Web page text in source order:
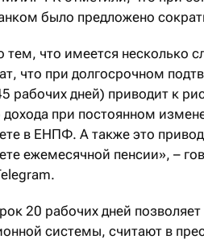
было предложено
тем, что имеется несколько
что при долгосрочном
рабочих дней) приводит к
дохода при постоянном
в ЕНПФ. А также это
ежемесячной пенсии», –
20 рабочих дней
системы, считают в